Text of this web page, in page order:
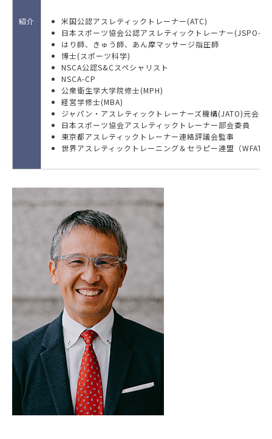
紹介
米国公認アスレティックトレーナー(ATC)
日本スポーツ協会公認アスレティックトレーナー(JSPO-
はり師、きゅう師、あん摩マッサージ指圧師
博士(スポーツ科学)
NSCA公認S&Cスペシャリスト
NSCA-CP
公衆衛生学大学院修士(MPH)
経営学修士(MBA)
ジャパン・アスレティックトレーナーズ機構(JATO)元会長
日本スポーツ協会アスレティックトレーナー部会委員
東京都アスレティックトレーナー連絡評議会監事
世界アスレティックトレーニング＆セラピー連盟（